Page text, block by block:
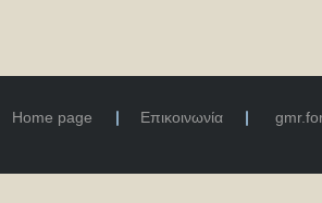
Home page Επικοινωνία